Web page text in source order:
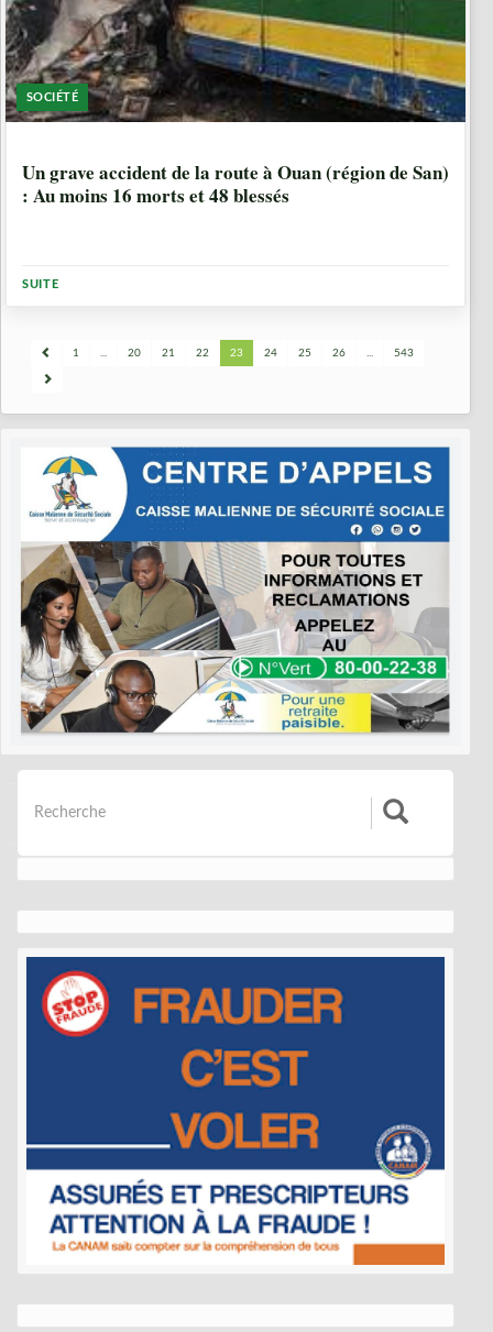
SOCIÉTÉ
Un grave accident de la route à Ouan (région de San)
: Au moins 16 morts et 48 blessés
SUITE
1 ... 20 21 22 23 24 25 26 ... 543